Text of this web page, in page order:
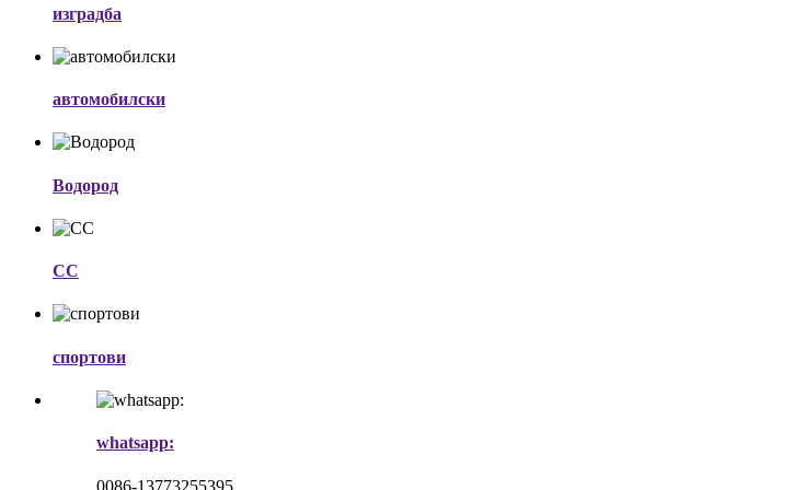
изградба
автомобилски
Водород
CC
спортови
whatsapp:
0086-13773255395